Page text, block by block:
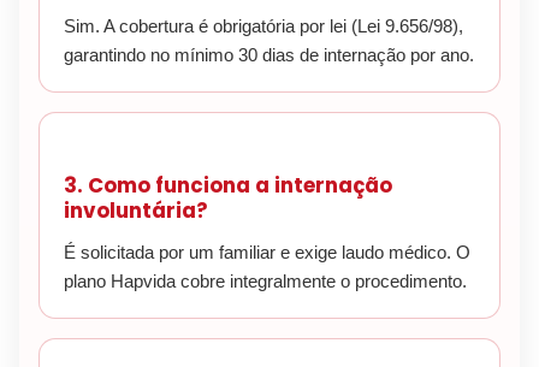
Sim. A cobertura é obrigatória por lei (Lei 9.656/98),
garantindo no mínimo 30 dias de internação por ano.
3. Como funciona a internação
involuntária?
É solicitada por um familiar e exige laudo médico. O
plano Hapvida cobre integralmente o procedimento.